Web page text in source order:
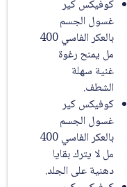
كوفيكس كير
غسول الجسم
بالعكر الفاسي 400
مل يمنح رغوة
غنية سهلة
الشطف.
كوفيكس كير
غسول الجسم
بالعكر الفاسي 400
مل لا يترك بقايا
دهنية على الجلد.